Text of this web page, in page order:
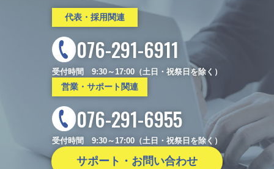
代表・採用関連
076-291-6911
受付時間 9:30～17:00（土日・祝祭日を除く）
営業・サポート関連
076-291-6955
受付時間 9:30～17:00（土日・祝祭日を除く）
サポート・お問い合わせ